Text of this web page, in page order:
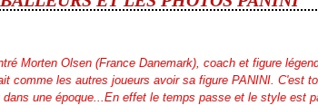
Morten Olsen (France Danemark), coach et figure
comme les autres joueurs avoir sa figure PANINI. C'est
une époque...En effet le temps passe et le style est